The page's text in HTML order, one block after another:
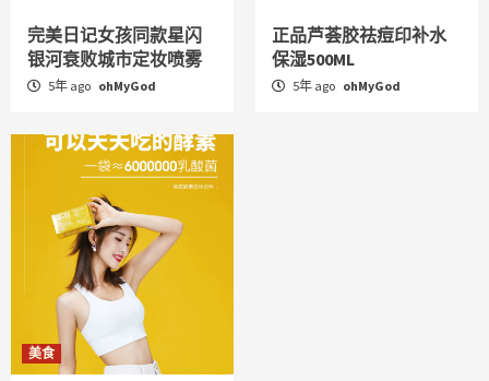
完美日记女孩同款星闪
银河衰败城市定妆喷雾
5年 ago ohMyGod
正品芦荟胶祛痘印补水
保湿500ML
5年 ago ohMyGod
美食